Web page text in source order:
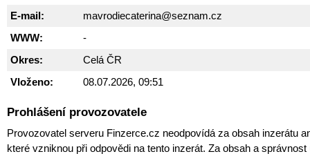
E-mail:
mavrodiecaterina@seznam.cz
WWW:
-
Okres:
Celá ČR
Vloženo:
08.07.2026, 09:51
Prohlášení provozovatele
Provozovatel serveru Finzerce.cz neodpovídá za obsah inzerátu
které vzniknou při odpovědi na tento inzerát. Za obsah a